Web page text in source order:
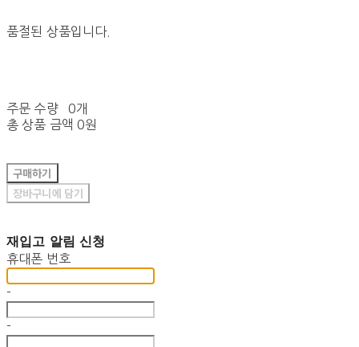
품절된 상품입니다.
주문 수량
0개
총 상품 금액 0원
구매하기
장바구니에 담기
재입고 알림 신청
휴대폰 번호
-
-